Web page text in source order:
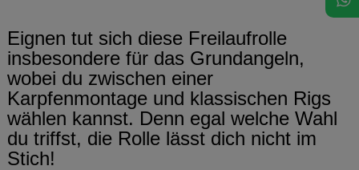
Eignen tut sich diese Freilaufrolle
insbesondere für das Grundangeln,
wobei du zwischen einer
Karpfenmontage und klassischen Rigs
wählen kannst. Denn egal welche Wahl
du triffst, die Rolle lässt dich nicht im
Stich!